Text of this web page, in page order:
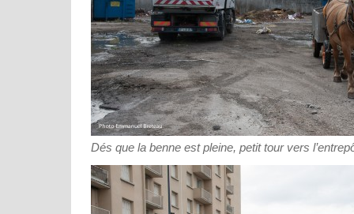
Dés que la benne est pleine, petit tour vers